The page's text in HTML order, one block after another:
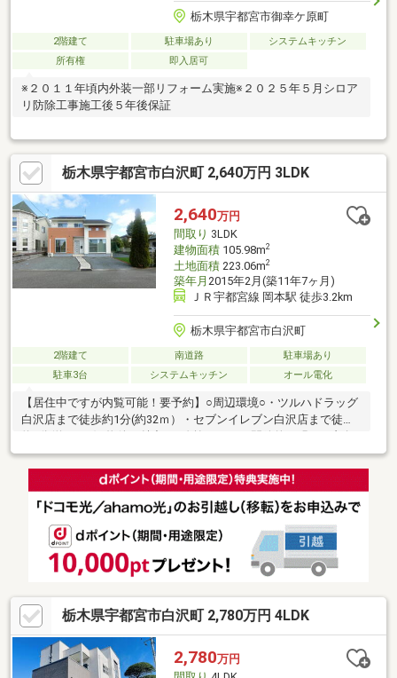
栃木県宇都宮市御幸ケ原町
2階建て 駐車場あり
システムキッチン
所有権
即入居可
※２０１１年頃内外装一部リフォーム実施※２０２５年５月シロア
リ防除工事施工後５年後保証
栃木県宇都宮市白沢町 2,640万円 3LDK
2,640万円
間取り 3LDK
建物面積105.98m2
土地面積223.06m2
築年月 2015年2月(築11年7ヶ月)
ＪＲ宇都宮線 岡本駅 徒歩3.2km
栃木県宇都宮市白沢町
2階建て 南道路
駐車場あり
駐車3台
システムキッチン オール電化
【居住中ですが内覧可能！要予約】○周辺環境○・ツルハドラッグ
白沢店まで徒歩約1分(約32ｍ）・セブンイレブン白沢店まで徒歩
パントリーや階段下収納、WICは2部屋あり収納スペース豊富でこ
だわりの居住空間！・キッチンからも廊下からも洗面所へ行ける
2WAY動線！家事楽動線は効率的な間取りです♪・コンビニ・ドラ
ッグストアがすぐでお仕事帰りに立ち寄れる便利な立地！◆住宅
て住宅購入できるよう、最後までサポートいたします！何でもお
気軽にご相談ください♪
栃木県宇都宮市白沢町 2,780万円 4LDK
2,780万円